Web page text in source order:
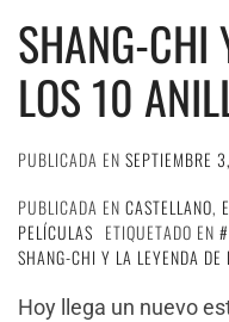
SHANG-CHI
LOS 10
PUBLICADA EN SEPTIEMBRE
PUBLICADA EN CASTELLANO,
PELÍCULAS ETIQUETADO EN
SHANG-CHI Y LA LEYENDA DE
Hoy llega un nuevo